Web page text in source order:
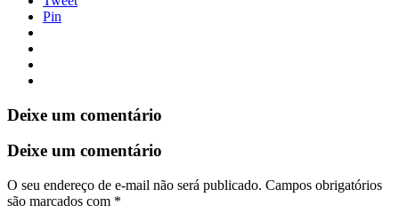
Pin
Deixe um comentário
Deixe um comentário
O seu endereço de e-mail não será publicado. Campos obrigatórios
são marcados com *